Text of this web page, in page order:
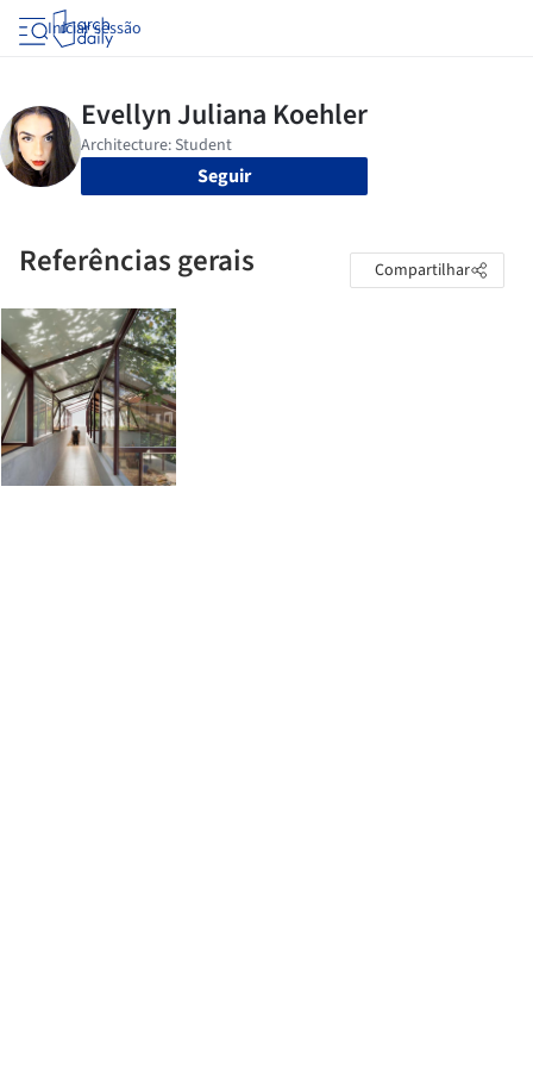
Iniciar sessão
Seguir
Referências gerais Compartilhar